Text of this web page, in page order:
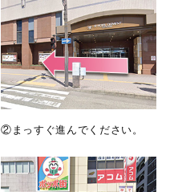
②まっすぐ進んでください。